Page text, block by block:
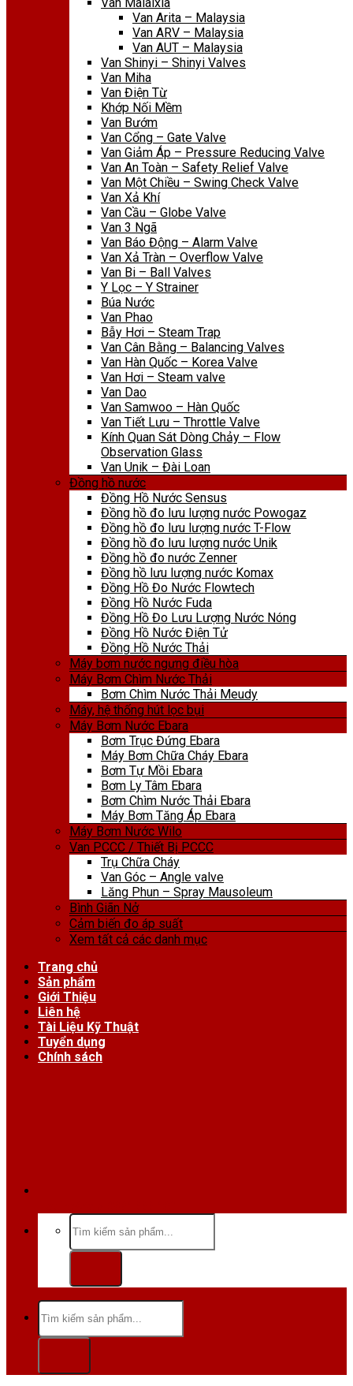
Van Arita – Malaysia
Van ARV – Malaysia
Van AUT – Malaysia
Van Shinyi – Shinyi Valves
Van Miha
Van Điện Từ
Khớp Nối Mềm
Van Bướm
Van Cổng – Gate Valve
Van Giảm Áp – Pressure Reducing Valve
Van An Toàn – Safety Relief Valve
Van Một Chiều – Swing Check Valve
Van Xả Khí
Van Cầu – Globe Valve
Van 3 Ngã
Van Báo Động – Alarm Valve
Van Xả Tràn – Overflow Valve
Van Bi – Ball Valves
Y Lọc – Y Strainer
Búa Nước
Van Phao
Bẫy Hơi – Steam Trap
Van Cân Bằng – Balancing Valves
Van Hàn Quốc – Korea Valve
Van Hơi – Steam valve
Van Dao
Van Samwoo – Hàn Quốc
Van Tiết Lưu – Throttle Valve
Kính Quan Sát Dòng Chảy – Flow
Observation Glass
Van Unik – Đài Loan
Đồng hồ nước
Đồng Hồ Nước Sensus
Đồng hồ đo lưu lượng nước Powogaz
Đồng hồ đo lưu lượng nước T-Flow
Đồng hồ đo lưu lượng nước Unik
Đồng hồ đo nước Zenner
Đồng hồ lưu lượng nước Komax
Đồng Hồ Đo Nước Flowtech
Đồng Hồ Nước Fuda
Đồng Hồ Đo Lưu Lượng Nước Nóng
Đồng Hồ Nước Điện Tử
Đồng Hồ Nước Thải
Máy bơm nước ngưng điều hòa
Máy Bơm Chìm Nước Thải
Bơm Chìm Nước Thải Meudy
Máy, hệ thống hút lọc bụi
Máy Bơm Nước Ebara
Bơm Trục Đứng Ebara
Máy Bơm Chữa Cháy Ebara
Bơm Tự Mồi Ebara
Bơm Ly Tâm Ebara
Bơm Chìm Nước Thải Ebara
Máy Bơm Tăng Áp Ebara
Máy Bơm Nước Wilo
Van PCCC / Thiết Bị PCCC
Trụ Chữa Cháy
Van Góc – Angle valve
Lăng Phun – Spray Mausoleum
Bình Giãn Nở
Cảm biến đo áp suất
Xem tất cả các danh mục
Trang chủ
Sản phẩm
Giới Thiệu
Liên hệ
Tài Liệu Kỹ Thuật
Tuyển dụng
Chính sách
Tìm
kiếm:
Tìm
kiếm: